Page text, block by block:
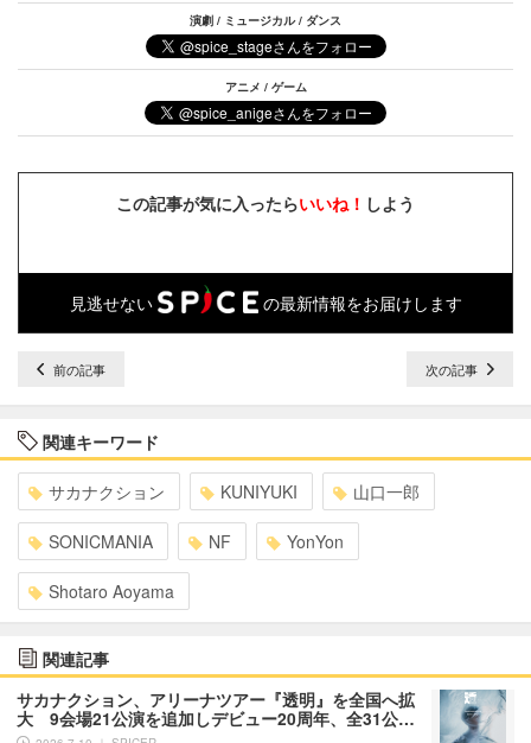
演劇 / ミュージカル / ダンス
アニメ / ゲーム
この記事が気に入ったらいいね！ しよう
見逃せない の最新情報をお届けします
前の記事 次の記事
関連キーワード
サカナクション KUNIYUKI 山口一郎
SONICMANIA NF YonYon
Shotaro Aoyama
関連記事
サカナクション、アリーナツアー『透明』を全国へ拡
大 9会場21公演を追加しデビュー20周年、全31公…